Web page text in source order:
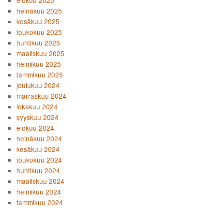
heinäkuu 2025
kesäkuu 2025
toukokuu 2025
huhtikuu 2025
maaliskuu 2025
helmikuu 2025
tammikuu 2025
joulukuu 2024
marraskuu 2024
lokakuu 2024
syyskuu 2024
elokuu 2024
heinäkuu 2024
kesäkuu 2024
toukokuu 2024
huhtikuu 2024
maaliskuu 2024
helmikuu 2024
tammikuu 2024